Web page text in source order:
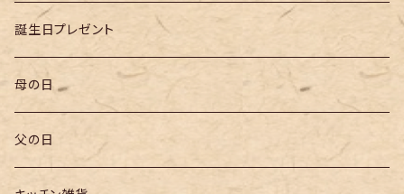
誕生日プレゼント
母の日
父の日